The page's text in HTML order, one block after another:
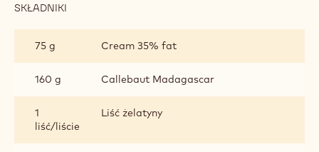
SKŁADNIKI
BEZOWY
75 g Cream 35% fat
160 g Callebaut Madagascar
1
liść/liście
Liść żelatyny